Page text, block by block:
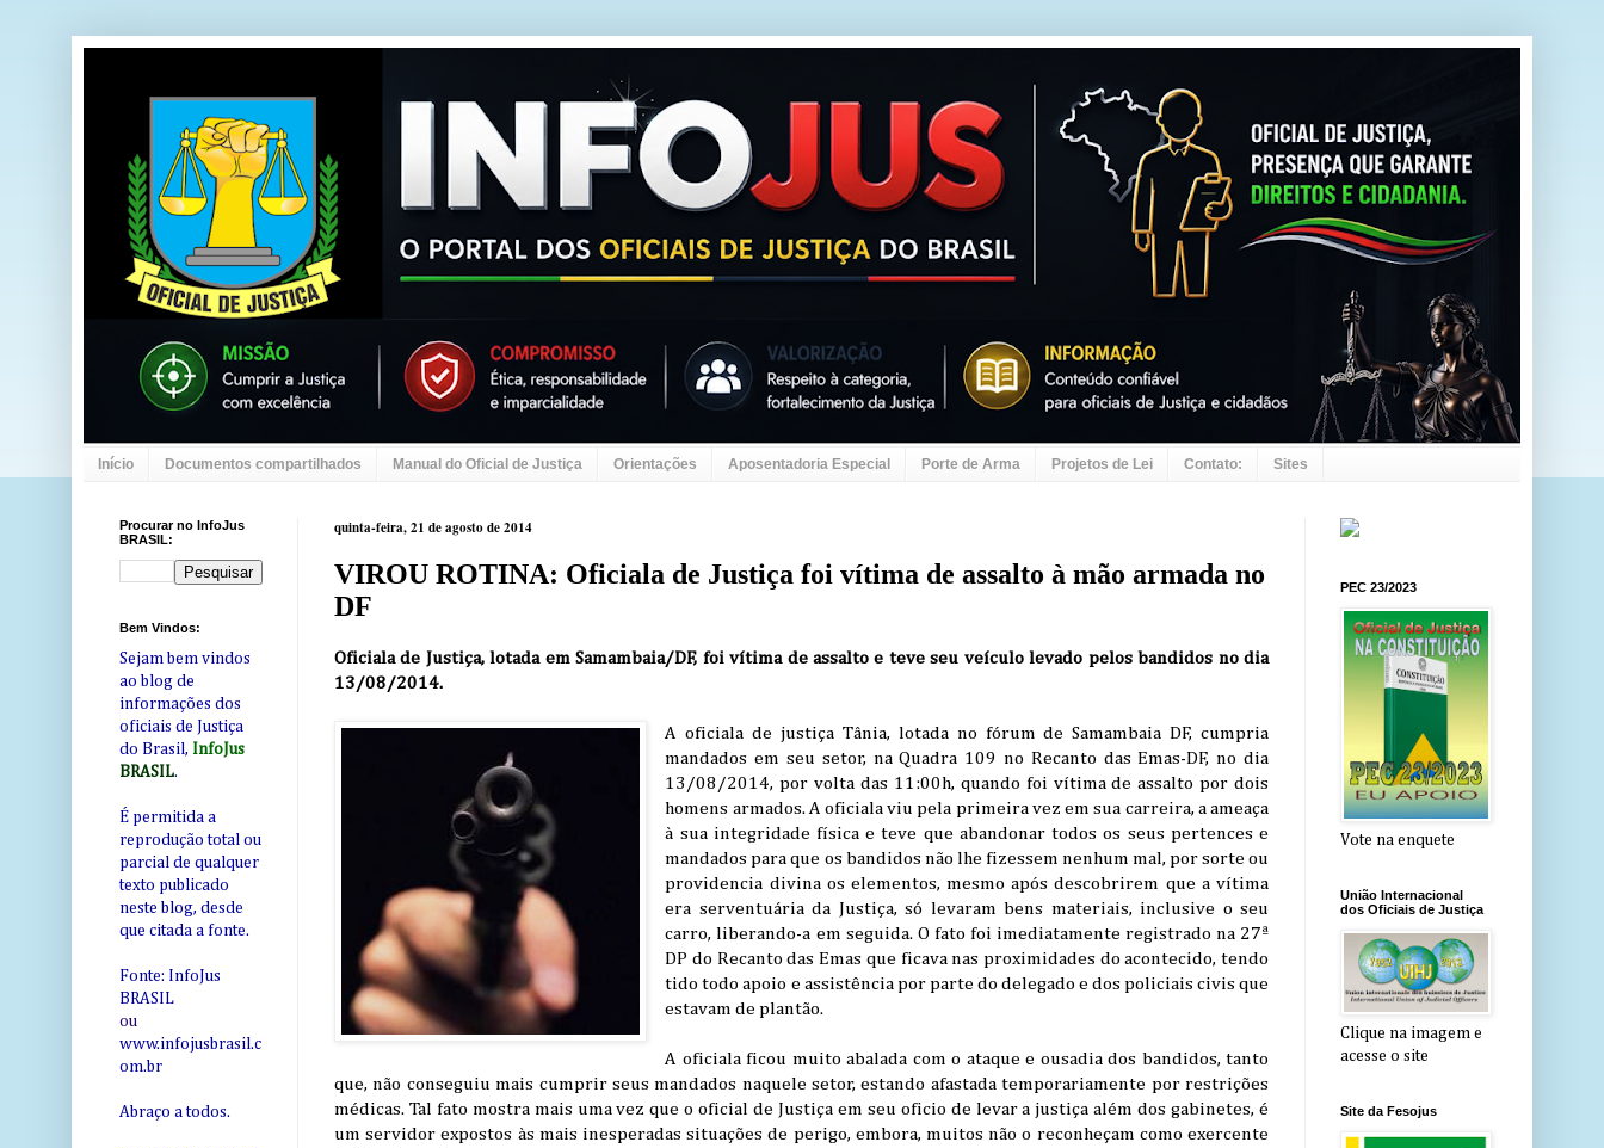
Início Documentos compartilhados Manual do Oficial de Justiça Orientações Aposentadoria Especial Porte de Arma Projetos de Lei Contato: Sites
quinta-feira, 21 de agosto de 2014
VIROU ROTINA: Oficiala de Justiça foi vítima de assalto à mão armada no
DF
Oficiala de Justiça, lotada em Samambaia/DF, foi vítima de assalto e teve seu veículo levado pelos bandidos no dia
13/08/2014.
A oficiala de justiça Tânia, lotada no fórum de Samambaia DF, cumpria
mandados em seu setor, na Quadra 109 no Recanto das Emas-DF, no dia
13/08/2014, por volta das 11:00h, quando foi vítima de assalto por dois
homens armados. A oficiala viu pela primeira vez em sua carreira, a ameaça
à sua integridade física e teve que abandonar todos os seus pertences e
mandados para que os bandidos não lhe fizessem nenhum mal, por sorte ou
providencia divina os elementos, mesmo após descobrirem que a vítima
era serventuária da Justiça, só levaram bens materiais, inclusive o seu
carro, liberando-a em seguida. O fato foi imediatamente registrado na 27ª
DP do Recanto das Emas que ficava nas proximidades do acontecido, tendo
tido todo apoio e assistência por parte do delegado e dos policiais civis que
estavam de plantão.
A oficiala ficou muito abalada com o ataque e ousadia dos bandidos, tanto
que, não conseguiu mais cumprir seus mandados naquele setor, estando afastada temporariamente por restrições
médicas. Tal fato mostra mais uma vez que o oficial de Justiça em seu oficio de levar a justiça além dos gabinetes, é
um servidor expostos às mais inesperadas situações de perigo, embora, muitos não o reconheçam como exercente
Procurar no InfoJus
BRASIL:
Bem Vindos:
Sejam bem vindos
ao blog de
informações dos
oficiais de Justiça
do Brasil, InfoJus
BRASIL.
É permitida a
reprodução total ou
parcial de qualquer
texto publicado
neste blog, desde
que citada a fonte.
Fonte: InfoJus
BRASIL
ou
www.infojusbrasil.c
om.br
Abraço a todos.
PEC 23/2023
Vote na enquete
União Internacional
dos Oficiais de Justiça
Clique na imagem e
acesse o site
Site da Fesojus